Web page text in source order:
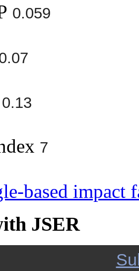
0.059
0.13
7
based impact
JSER